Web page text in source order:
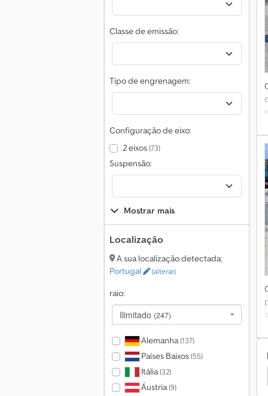
Classe de emissão:
Tipo de engrenagem:
Configuração de eixo:
2 eixos(73)
Suspensão:
Mostrar mais
Localização
A sua localização detectada:
Portugal
(alterar)
raio:
Ilimitado (247)
Alemanha(137)
Países Baixos(55)
Itália(32)
Áustria(9)
Vivaro Transportadores Opel Vivaro Autocarros